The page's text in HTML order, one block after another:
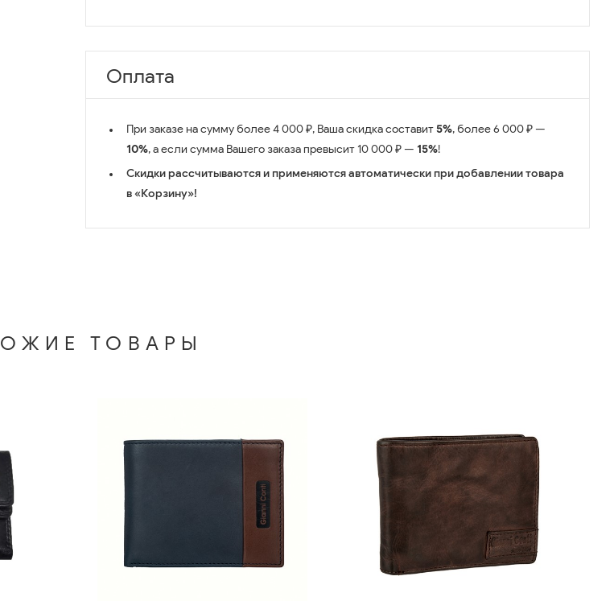
Оплата
При заказе на сумму более 4 000 ₽, Ваша скидка составит5%, более 6 000 ₽ —
10%, а если сумма Вашего заказа превысит 10 000 ₽ — 15%!
Скидки рассчитываются и применяются автоматически при добавлении товара
в «Корзину»!
ТОВАРЫ